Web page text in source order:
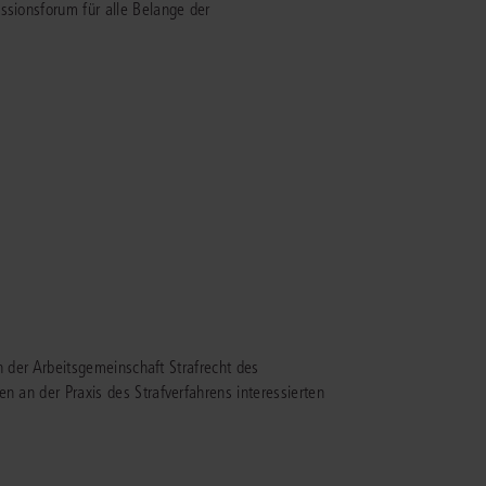
für alle Belange der
Arbeitsgemeinschaft Strafrecht des
an der Praxis des Strafverfahrens interessierten